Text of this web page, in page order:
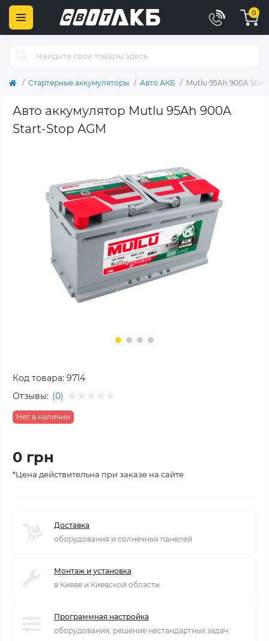
0
Стартерные аккумуляторы Авто АКБ Mutlu 95Ah 900A
Авто аккумулятор Mutlu 95Ah 900A
Start-Stop AGM
Код товара: 9714
Отзывы: (0)
Нет в наличии
0 грн
*Цена действительна при заказе на сайте
Доставка
оборудования и солнечных панелей
Монтаж и установка
в Киеве и Киевской области
Программная настройка
оборудования, решение нестандартных задач